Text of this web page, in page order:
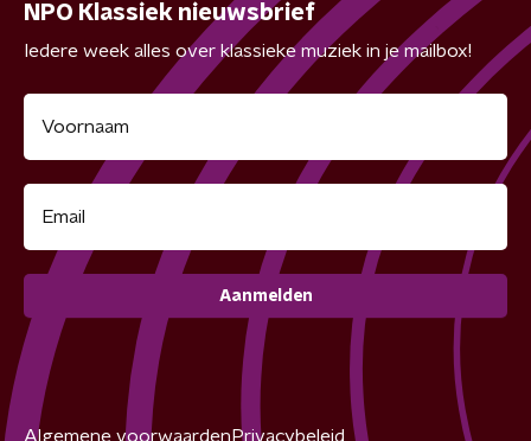
NPO Klassiek nieuwsbrief
Iedere week alles over klassieke muziek in je mailbox!
Aanmelden
Algemene voorwaarden Privacybeleid